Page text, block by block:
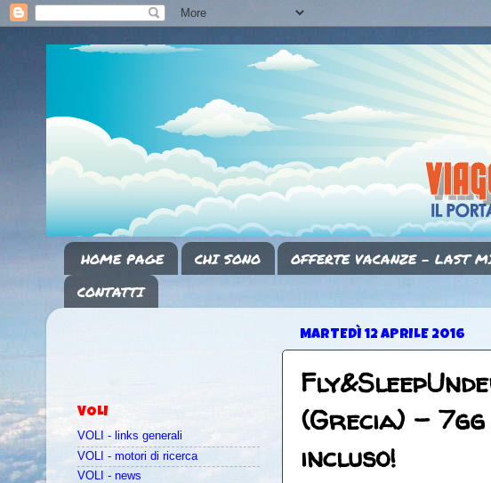
HOME PAGE CHI SONO OFFERTE VACANZE - LAST
CONTATTI
MARTEDÌ 12 APRILE 2016
(Grecia) -
incluso!
VOLI
VOLI - links generali
VOLI - motori di ricerca
VOLI - news